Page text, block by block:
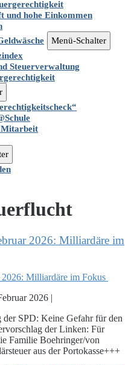
und hohe Einkommen
Menü-Schalter
Steuerverwaltung
Mitarbeit
2026: Milliardäre im
2026: Milliardäre im Fokus
2026 |
SPD: Keine Gefahr für den
der Linken: Für
Familie Boehringer/von
aus der Portokasse+++